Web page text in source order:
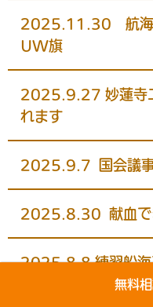
無料
2025.11.30 航海
UW旗
2025.9.27 妙蓮寺
れます
2025.9.7 国会議事
2025.8.30 献血で
2025.8.8 練習船海